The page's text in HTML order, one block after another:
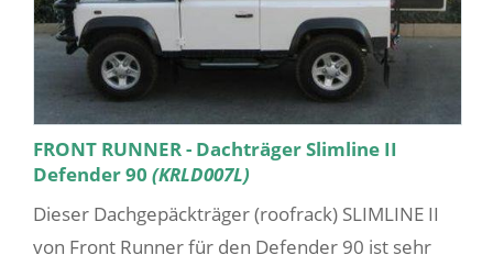
FRONT RUNNER - Dachträger Slimline II
Defender 90 (KRLD007L)
Dieser Dachgepäckträger (roofrack) SLIMLINE II
von Front Runner für den Defender 90 ist sehr